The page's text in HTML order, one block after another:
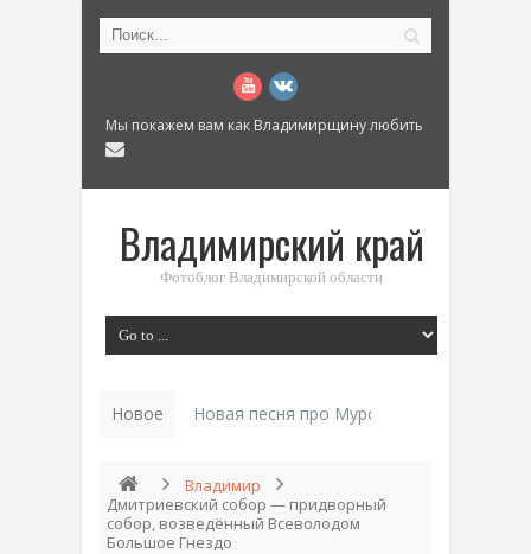
Мы покажем вам как Владимирщину любить
Владимирский край
Фотоблог Владимирской области
Новое Новая песня про Муром: «Былинный
Владимир
Дмитриевский собор — придворный
собор, возведённый Всеволодом
Большое Гнездо